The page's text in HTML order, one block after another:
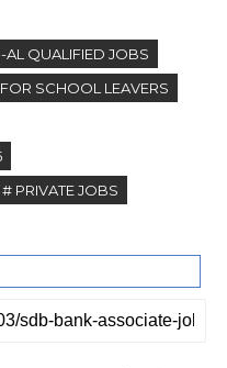
AL QUALIFIED JOBS
SCHOOL LEAVERS
# PRIVATE JOBS